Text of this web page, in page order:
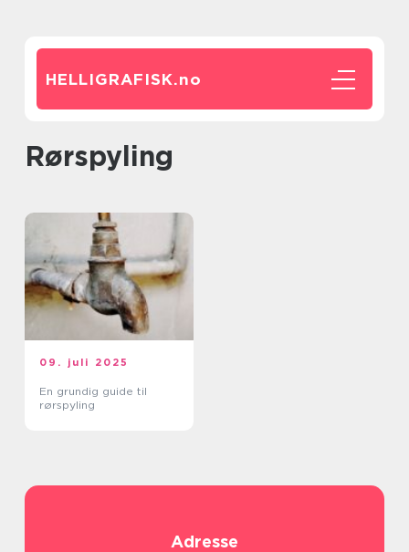
HELLIGRAFISK.no
rørspyling
09. juli 2025
En grundig guide til
rørspyling
Adresse